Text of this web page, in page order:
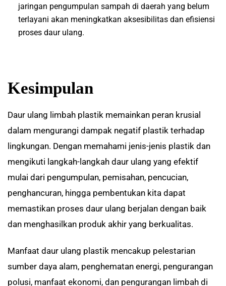
jaringan pengumpulan sampah di daerah yang belum
terlayani akan meningkatkan aksesibilitas dan efisiensi
proses daur ulang.
Kesimpulan
Daur ulang limbah plastik memainkan peran krusial
dalam mengurangi dampak negatif plastik terhadap
lingkungan. Dengan memahami jenis-jenis plastik dan
mengikuti langkah-langkah daur ulang yang efektif
mulai dari pengumpulan, pemisahan, pencucian,
penghancuran, hingga pembentukan kita dapat
memastikan proses daur ulang berjalan dengan baik
dan menghasilkan produk akhir yang berkualitas.
Manfaat daur ulang plastik mencakup pelestarian
sumber daya alam, penghematan energi, pengurangan
polusi, manfaat ekonomi, dan pengurangan limbah di